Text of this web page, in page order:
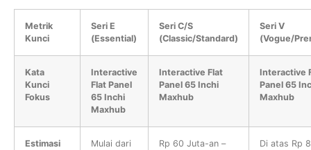
Metrik
Kunci
Seri E
(Essential)
Seri C/S
(Classic/Standard)
Seri V
(Vogue/
Kata
Kunci
Fokus
Interactive
Flat Panel
65 Inchi
Maxhub
Interactive Flat
Panel 65 Inchi
Maxhub
Interactive
Panel 65
Maxhub
Estimasi
Mulai dari
Rp 60 Juta-an –
Di atas Rp